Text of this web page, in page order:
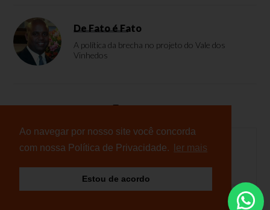
Ao navegar por nosso site você concorda
com nossa Política de Privacidade.
ler mais
Estou de acordo
De Fato é Fato
A política da brecha no projeto do Vale dos
Vinhedos
Enquete